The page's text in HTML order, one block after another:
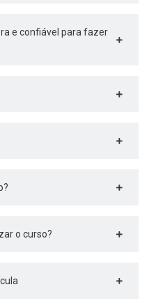
e confiável para fazer
o curso?